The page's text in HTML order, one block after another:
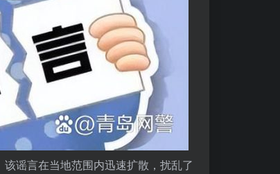
谣言在当地范围内迅速扩散，扰乱了